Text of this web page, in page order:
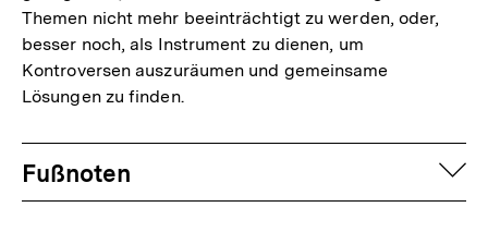
Themen nicht mehr beeinträchtigt zu werden, oder,
besser noch, als Instrument zu dienen, um
Kontroversen auszuräumen und gemeinsame
Lösungen zu finden.
Fussnoten
Fußnoten